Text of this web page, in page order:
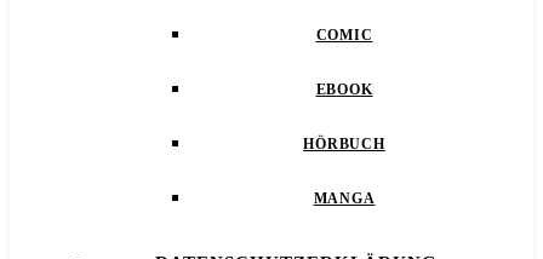
COMIC
EBOOK
HÖRBUCH
MANGA